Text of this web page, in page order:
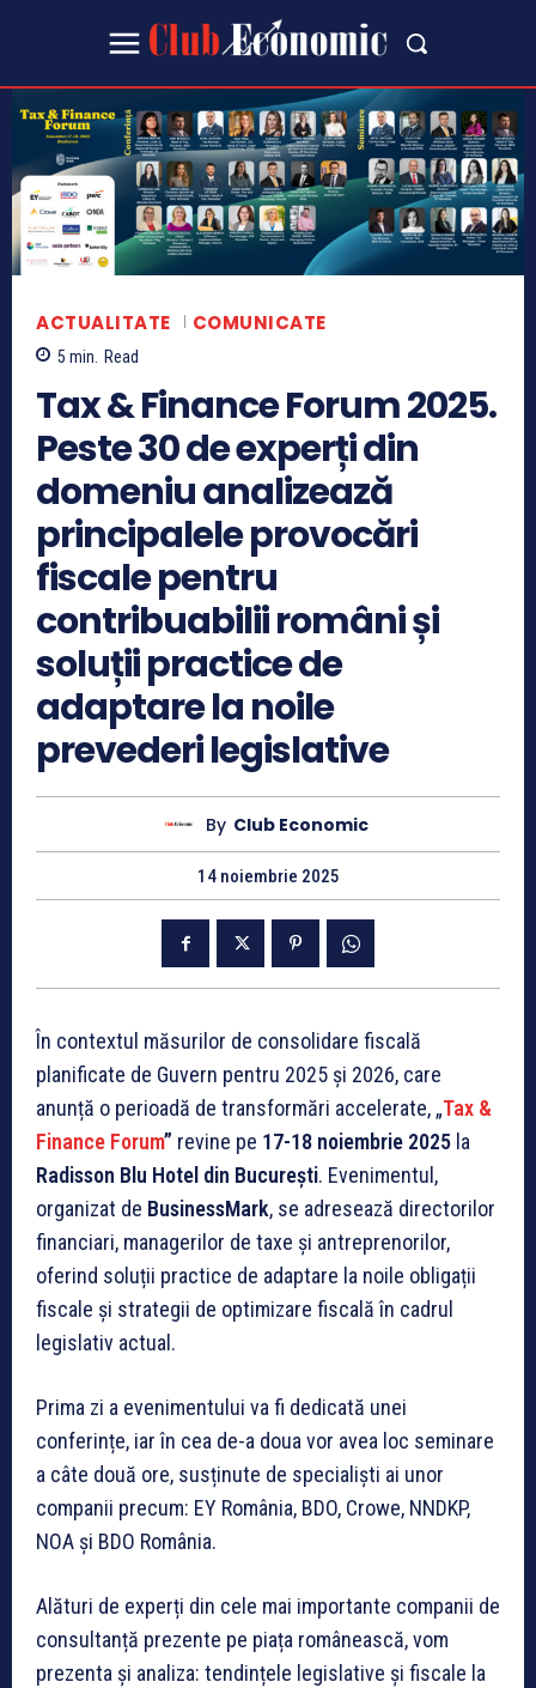
ACTUALITATE COMUNICATE
5 min. Read
Tax & Finance Forum 2025.
Peste 30 de experți din
domeniu analizează
principalele provocări
fiscale pentru
contribuabilii români și
soluții practice de
adaptare la noile
prevederi legislative
By Club Economic
14 noiembrie 2025
În contextul măsurilor de consolidare fiscală
planificate de Guvern pentru 2025 și 2026, care
anunță o perioadă de transformări accelerate, „Tax &
Finance Forum” revine pe 17-18 noiembrie 2025 la
Radisson Blu Hotel din București. Evenimentul,
organizat de BusinessMark, se adresează directorilor
financiari, managerilor de taxe și antreprenorilor,
oferind soluții practice de adaptare la noile obligații
fiscale și strategii de optimizare fiscală în cadrul
legislativ actual.
Prima zi a evenimentului va fi dedicată unei
conferințe, iar în cea de-a doua vor avea loc seminare
a câte două ore, susținute de specialiști ai unor
companii precum: EY România, BDO, Crowe, NNDKP,
NOA și BDO România.
Alături de experți din cele mai importante companii de
consultanță prezente pe piața românească, vom
prezenta și analiza: tendințele legislative și fiscale la